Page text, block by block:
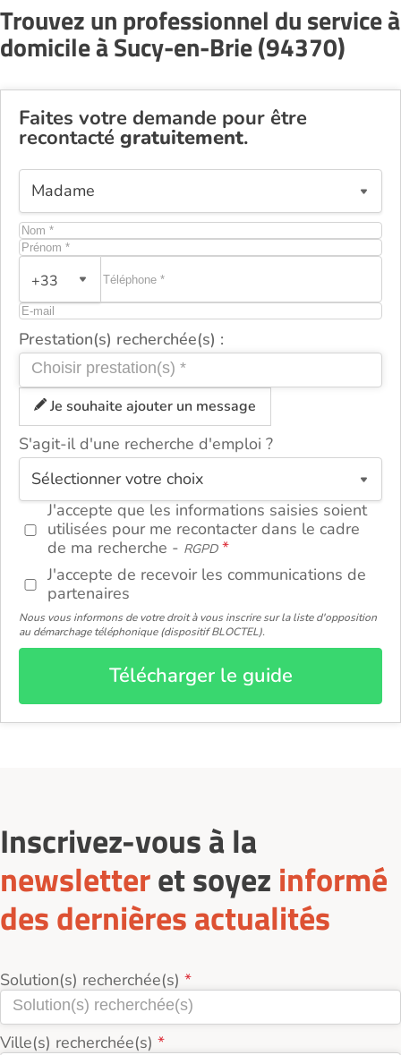
Trouvez un professionnel du service à
domicile à Sucy-en-Brie (94370)
Faites votre demande pour être
recontacté gratuitement.
+33
Prestation(s) recherchée(s) :
Je souhaite ajouter un message
S'agit-il d'une recherche d'emploi ?
J'accepte que les informations saisies soient
utilisées pour me recontacter dans le cadre
de ma recherche - RGPD
J'accepte de recevoir les communications de
partenaires
Nous vous informons de votre droit à vous inscrire sur la liste d'opposition
au démarchage téléphonique (dispositif BLOCTEL).
Télécharger le guide
ou
Inscrivez-vous à la
newsletteret soyez informé
des dernières actualités
Solution(s) recherchée(s)
Ville(s) recherchée(s)